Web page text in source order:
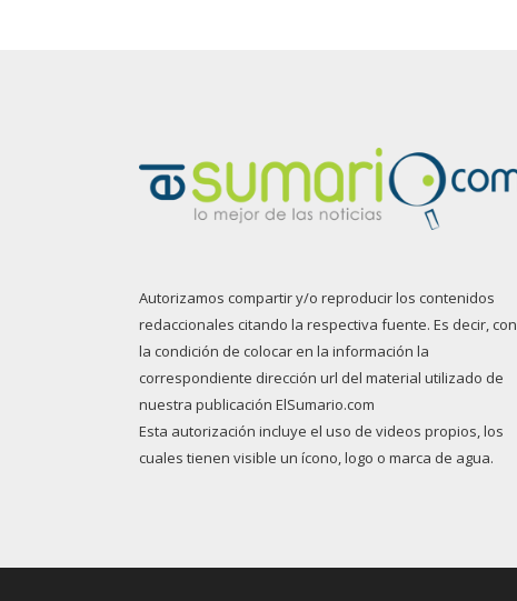
Autorizamos compartir y/o reproducir los contenidos
redaccionales citando la respectiva fuente. Es decir, con
la condición de colocar en la información la
correspondiente dirección url del material utilizado de
nuestra publicación ElSumario.com
Esta autorización incluye el uso de videos propios, los
cuales tienen visible un ícono, logo o marca de agua.